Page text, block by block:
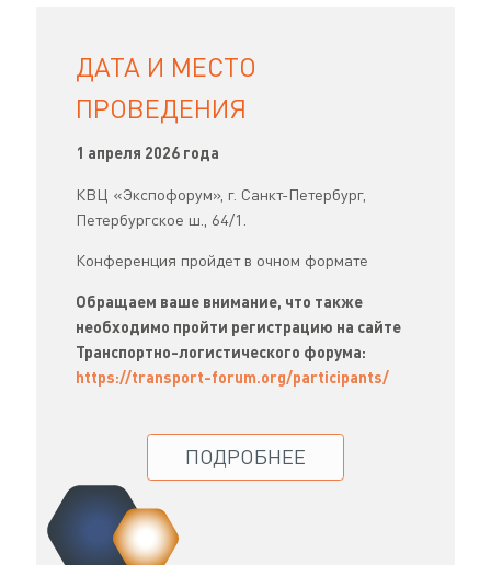
ДАТА И МЕСТО
ПРОВЕДЕНИЯ
1 апреля 2026 года
КВЦ «Экспофорум», г. Санкт-Петербург,
Петербургское ш., 64/1.
Конференция пройдет в очном формате
Обращаем ваше внимание, что также
необходимо пройти регистрацию на сайте
Транспортно-логистического форума:
https://transport-forum.org/participants/
ПОДРОБНЕЕ